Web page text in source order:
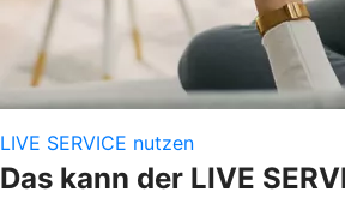
LIVE SERVICE nutzen
Das kann der LIVE